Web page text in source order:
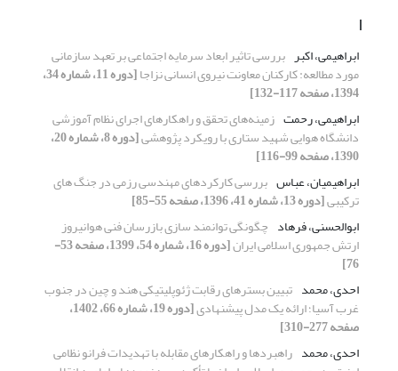
ا
ابراهیمی، اکبر بررسی تاثیر ابعاد سرمایه اجتماعی بر تعهد سازمانی
مورد مطالعه: کارکنان معاونت نیروی انسانی نزاجا [دوره 11، شماره 34،
1394، صفحه 117-132]
ابراهیمی، رحمت زمینه‌های تحقق و راهکارهای اجرای نظام آموزشی
دانشگاه هوایی شهید ستاری با رویکرد پژوهشی [دوره 8، شماره 20،
1390، صفحه 99-116]
ابراهیمیان، عباس بررسی کارکردهای مهندسی رزمی در جنگ های
ترکیبی[دوره 13، شماره 41، 1396، صفحه 55-85]
ابوالحسنی، فرهاد چگونگی توانمند سازی بازرسان فنی هوانیروز
ارتش جمهوری اسلامی ایران [دوره 16، شماره 54، 1399، صفحه 53-
76]
احدی، محمد تبیین بسترهای رقابت ژئوپلیتیکی هند و چین در جنوب
غرب آسیا؛ ارائه یک مدل پیشنهادی [دوره 19، شماره 66، 1402،
صفحه 277-310]
احدی، محمد راهبردها و راهکارهای مقابله با تهدیدات فرانو نظامی